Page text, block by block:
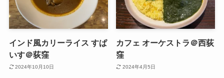
インド風カリーライス すぱ
いす＠荻窪
2024年10月10日
カフェ オーケストラ＠西荻
窪
2024年4月5日